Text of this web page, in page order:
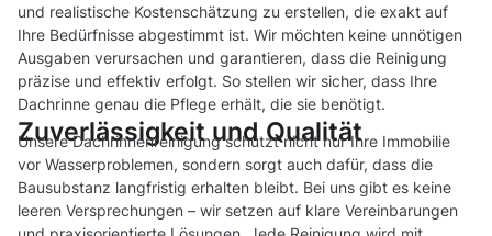
und realistische Kostenschätzung zu erstellen, die exakt auf
Ihre Bedürfnisse abgestimmt ist. Wir möchten keine unnötigen
Ausgaben verursachen und garantieren, dass die Reinigung
präzise und effektiv erfolgt. So stellen wir sicher, dass Ihre
Dachrinne genau die Pflege erhält, die sie benötigt.
Zuverlässigkeit und Qualität
Unsere Dachrinnenreinigung schützt nicht nur Ihre Immobilie
vor Wasserproblemen, sondern sorgt auch dafür, dass die
Bausubstanz langfristig erhalten bleibt. Bei uns gibt es keine
leeren Versprechungen – wir setzen auf klare Vereinbarungen